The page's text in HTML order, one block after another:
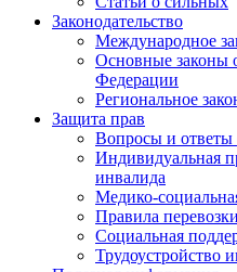
Законодательство
Международное
Основные законы
Федерации
Региональное
Защита прав
Вопросы и
Индивидуальная
инвалида
Медико-
Правила
Социальная
Трудоустройство